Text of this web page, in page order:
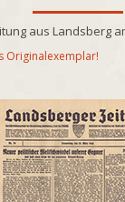
aus Landsberg
Originalexemplar!